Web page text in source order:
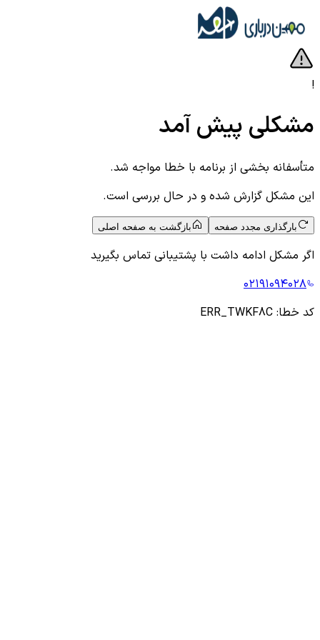
!
مشکلی پیش آمد
متأسفانه بخشی از برنامه با خطا مواجه شد.
این مشکل گزارش شده و در حال بررسی است.
بارگذاری مجدد صفحه بازگشت به صفحه اصلی
اگر مشکل ادامه داشت با پشتیبانی تماس بگیرید
۰۲۱۹۱۰۹۴۰۲۸
کد خطا: ERR_TWKF8C